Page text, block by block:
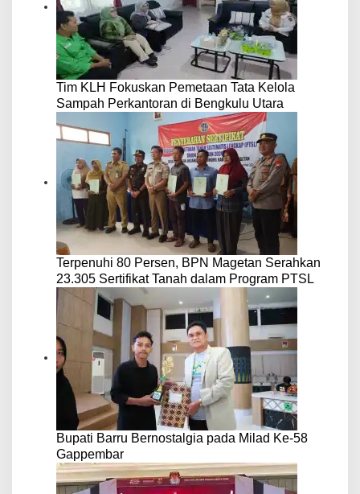
Tim KLH Fokuskan Pemetaan Tata Kelola
Sampah Perkantoran di Bengkulu Utara
Terpenuhi 80 Persen, BPN Magetan Serahkan
23.305 Sertifikat Tanah dalam Program PTSL
Bupati Barru Bernostalgia pada Milad Ke-58
Gappembar